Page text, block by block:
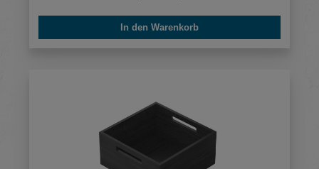
In den Warenkorb